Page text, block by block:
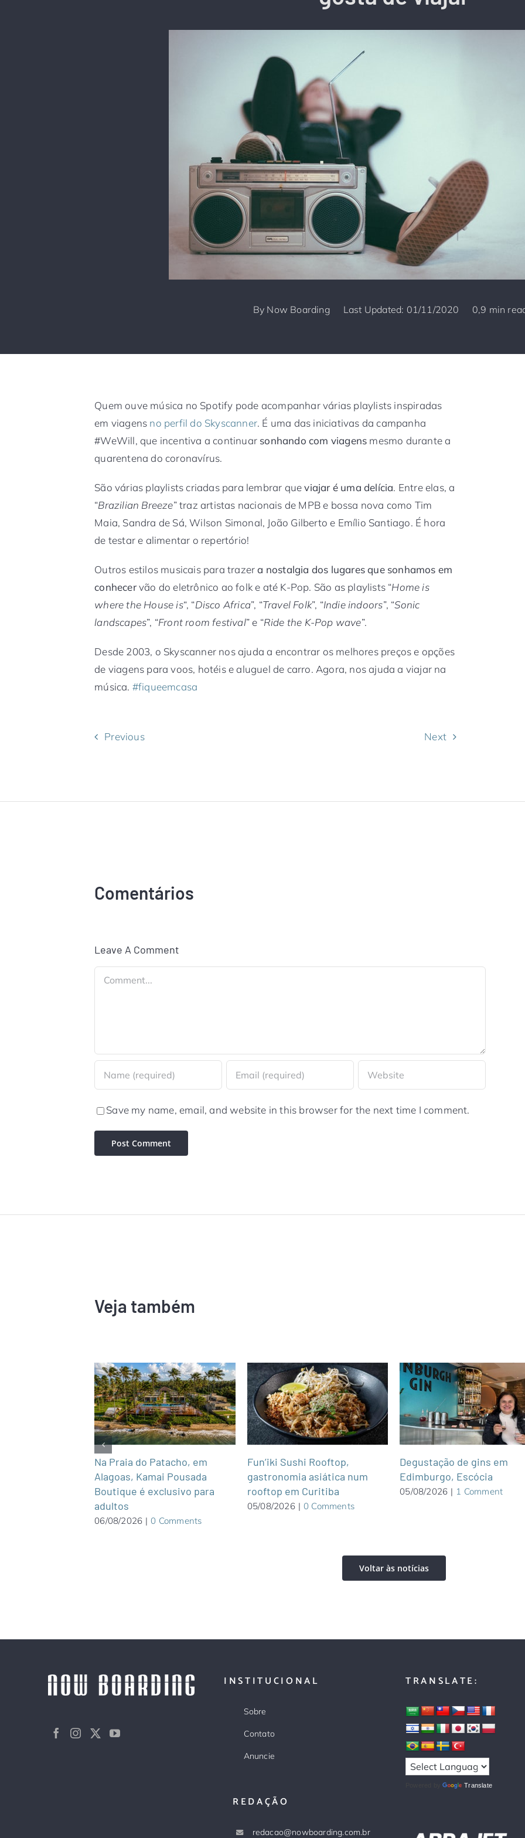
By Now Boarding Last Updated: 01/11/2020 0,9 min
Quem ouve música no Spotify pode acompanhar várias playlists inspiradas
em viagens no perfil do Skyscanner. É uma das iniciativas da campanha
#WeWill, que incentiva a continuar sonhando com viagens mesmo durante a
quarentena do coronavírus.
São várias playlists criadas para lembrar queviajar é uma delícia. Entre elas, a
“Brazilian Breeze” traz artistas nacionais de MPB e bossa nova como Tim
Maia, Sandra de Sá, Wilson Simonal, João Gilberto e Emílio Santiago. É hora
de testar e alimentar o repertório!
Outros estilos musicais para trazera nostalgia dos lugares que sonhamos em
conhecervão do eletrônico ao folk e até K-Pop. São as playlists “Home is
where the House is“, “Disco Africa”, “Travel Folk”, “Indie indoors”, “Sonic
landscapes”, “Front room festival” e “Ride the K-Pop wave”.
Desde 2003, o Skyscanner nos ajuda a encontrar os melhores preços e opções
de viagens para voos, hotéis e aluguel de carro. Agora, nos ajuda a viajar na
música. #fiqueemcasa
Previous Next
Comentários
Leave A Comment
Comment
Save my name, email, and website in this browser for the next time I comment.
Veja também
Na Praia do Patacho, em
Alagoas, Kamai Pousada
Boutique é exclusivo para
adultos
06/08/2026 | 0 Comments
Fun’iki Sushi Rooftop,
gastronomia asiática num
rooftop em Curitiba
05/08/2026 | 0 Comments
Degustação de gins em
Edimburgo, Escócia
05/08/2026 | 1 Comment
Voltar às notícias
INSTITUCIONAL
Sobre
Contato
Anuncie
REDAÇÃO
redacao@nowboarding.com.br
TRANSLATE:
Powered by Translate